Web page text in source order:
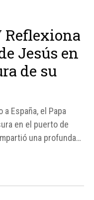
Reflexiona
Jesús en
de su
España, el Papa
en el puerto de
una profunda